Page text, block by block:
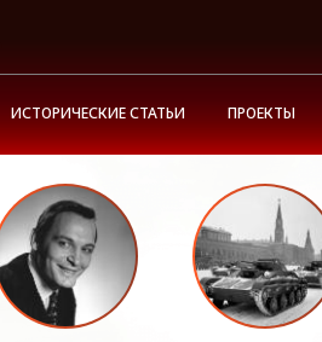
ИСТОРИЧЕСКИЕ СТАТЬИ ПРОЕКТЫ